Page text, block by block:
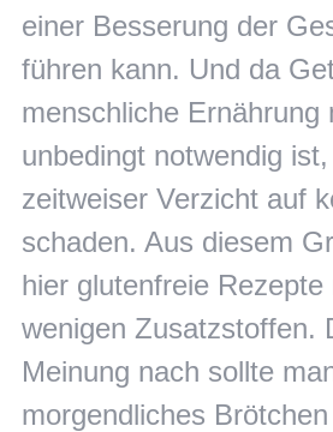
einer Besserung der
führen kann. Und da
menschliche Ernährung
unbedingt notwendig
zeitweiser Verzicht auf
schaden. Aus diesem
hier glutenfreie
wenigen Zusatzstoffen.
Meinung nach sollte
morgendliches